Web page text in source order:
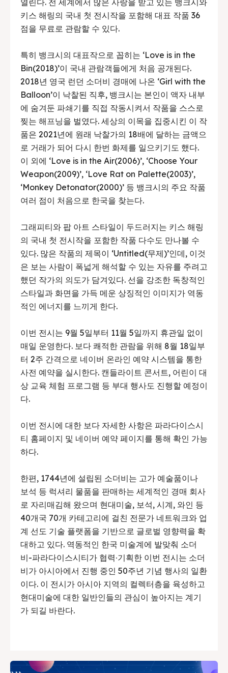
키스 해링의 국내 첫 전시작을 포함해 대표 작품 36
점을 무료로 관람할 수 있다.
특히 뱅크시의 대표작으로 꼽히는 ‘Love is in the
Bin(2018)’이 국내 관람객들에게 처음 공개된다.
2018년 영국 런던 소더비 경매에 나온 ‘Girl with the
Balloon’이 낙찰된 직후, 뱅크시는 본인이 액자 내부
에 숨겨둔 파쇄기를 직접 작동시켜서 작품을 스스로
찢는 해프닝을 벌였다. 세상의 이목을 집중시킨 이 작
품은 2021년에 원래 낙찰가의 18배에 달하는 금액으
로 거래가 되어 다시 한번 화제를 일으키기도 했다.
이 외에 ‘Love is in the Air(2006)’, ‘Choose Your
Weapon(2009)’, ‘Love Rat on Palette(2003)’,
‘Monkey Detonator(2000)’ 등 뱅크시의 주요 작품
여러 점이 처음으로 한국을 찾는다.
그래피티와 팝 아트 스타일이 두드러지는 키스 해링
의 국내 첫 전시작을 포함한 작품 다수도 만나볼 수
있다. 많은 작품의 제목이 ‘Untitled(무제)’인데, 이것
은 보는 사람이 폭넓게 해석할 수 있는 자유를 주려고
했던 작가의 의도가 담겨있다. 선을 강조한 독창적인
스타일과 화면을 가득 메운 상징적인 이미지가 역동
적인 에너지를 느끼게 한다.
이번 전시는 9월 5일부터 11월 5일까지 휴관일 없이
매일 운영한다. 보다 쾌적한 관람을 위해 8월 18일부
터 2주 간격으로 네이버 온라인 예약 시스템을 통한
사전 예약을 실시한다. 캔들라이트 콘서트, 어린이 대
상 교육 체험 프로그램 등 부대 행사도 진행할 예정이
다.
이번 전시에 대한 보다 자세한 사항은 파라다이스시
티 홈페이지 및 네이버 예약 페이지를 통해 확인 가능
하다.
한편, 1744년에 설립된 소더비는 고가 예술품이나
보석 등 럭셔리 물품을 판매하는 세계적인 경매 회사
로 자리매김해 왔으며 현대미술, 보석, 시계, 와인 등
40개국 70개 카테고리에 걸친 전문가 네트워크와 업
계 선도 기술 플랫폼을 기반으로 글로벌 영향력을 확
대하고 있다. 역동적인 한국 미술계에 발맞춰 소더
비-파라다이스시티가 협력∙기획한 이번 전시는 소더
비가 아시아에서 진행 중인 50주년 기념 행사의 일환
이다. 이 전시가 아시아 지역의 컬렉터층을 육성하고
현대미술에 대한 일반인들의 관심이 높아지는 계기
가 되길 바란다.